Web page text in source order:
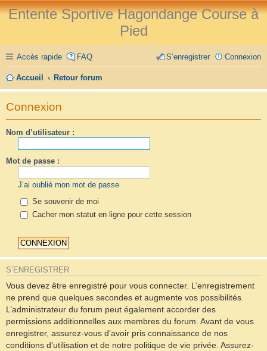
Entente Sportive Hagondange Course à
Pied
Accès rapide FAQ Connexion
S’enregistrer
Accueil Retour forum
Connexion
Nom d’utilisateur :
Mot de passe :
J’ai oublié mon mot de passe
Se souvenir de moi
Cacher mon statut en ligne pour cette session
S’ENREGISTRER
Vous devez être enregistré pour vous connecter. L’enregistrement
ne prend que quelques secondes et augmente vos possibilités.
L’administrateur du forum peut également accorder des
permissions additionnelles aux membres du forum. Avant de vous
enregistrer, assurez-vous d’avoir pris connaissance de nos
conditions d’utilisation et de notre politique de vie privée. Assurez-